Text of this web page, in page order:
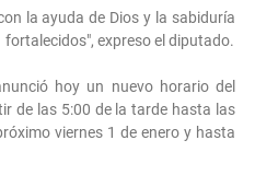
la ayuda de Dios y la sabiduría
expreso el diputado.
hoy un nuevo horario del
de las 5:00 de la tarde hasta las
viernes 1 de enero y hasta